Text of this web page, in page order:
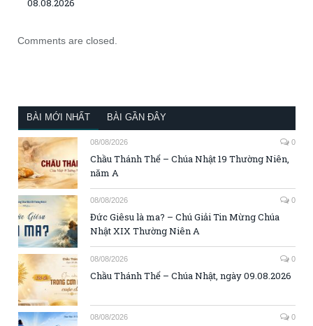
08.08.2026
Comments are closed.
BÀI MỚI NHẤT BÀI GẦN ĐÂY
08/08/2026 0
Chầu Thánh Thể – Chúa Nhật 19 Thường Niên,
năm A
08/08/2026 0
Đức Giêsu là ma? – Chú Giải Tin Mừng Chúa
Nhật XIX Thường Niên A
08/08/2026 0
Chầu Thánh Thể – Chúa Nhật, ngày 09.08.2026
08/08/2026 0